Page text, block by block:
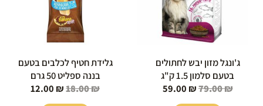
ג'ונגל מזון יבש לחתולים
בטעם סלמון 1.5 ק"ג
79.00₪
59.00 ₪
גלידת חטיף לכלבים בטעם
בננה ספליט 50 גרם
18.00₪
12.00 ₪